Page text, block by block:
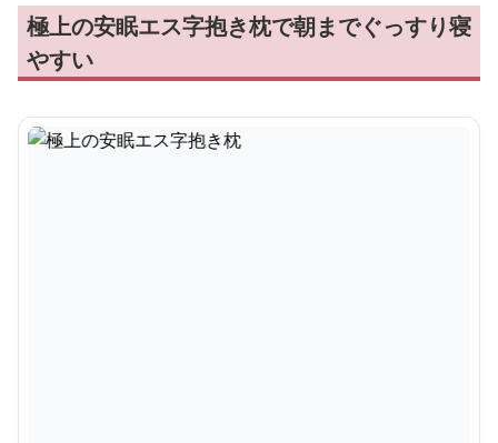
極上の安眠エス字抱き枕で朝までぐっすり寝
やすい